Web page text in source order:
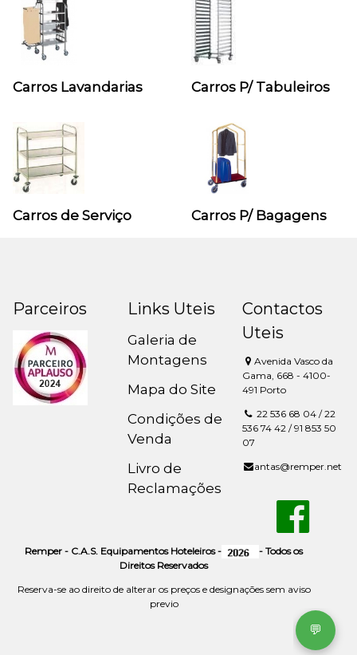
Carros Lavandarias Carros P/ Tabuleiros
Carros de Serviço Carros P/ Bagagens
Parceiros Links Uteis
Galeria de
Montagens
Mapa do Site
Condições de
Venda
Livro de
Reclamações
Contactos
Uteis
Avenida Vasco da
Gama, 668 - 4100-
491 Porto
22 536 68 04 / 22
536 74 42 / 91 853 50
07
antas@remper.net
Remper - C.A.S. Equipamentos Hoteleiros -
- Todos os
Direitos Reservados
Reserva-se ao direito de alterar os preços e designações sem aviso
previo